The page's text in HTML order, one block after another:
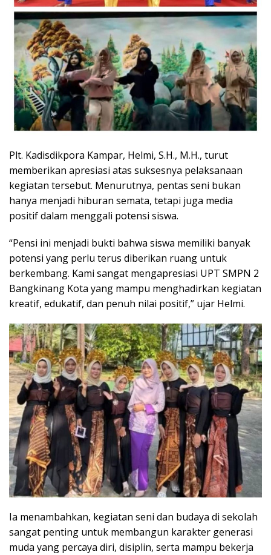
Plt. Kadisdikpora Kampar, Helmi, S.H., M.H., turut
memberikan apresiasi atas suksesnya pelaksanaan
kegiatan tersebut. Menurutnya, pentas seni bukan
hanya menjadi hiburan semata, tetapi juga media
positif dalam menggali potensi siswa.
“Pensi ini menjadi bukti bahwa siswa memiliki banyak
potensi yang perlu terus diberikan ruang untuk
berkembang. Kami sangat mengapresiasi UPT SMPN 2
Bangkinang Kota yang mampu menghadirkan kegiatan
kreatif, edukatif, dan penuh nilai positif,” ujar Helmi.
Ia menambahkan, kegiatan seni dan budaya di sekolah
sangat penting untuk membangun karakter generasi
muda yang percaya diri, disiplin, serta mampu bekerja